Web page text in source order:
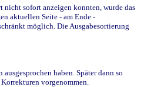
nicht sofort anzeigen konnten, wurde das
aktuellen Seite - am Ende -
möglich. Die Ausgabesortierung
haben. Später dann so
vorgenommen.